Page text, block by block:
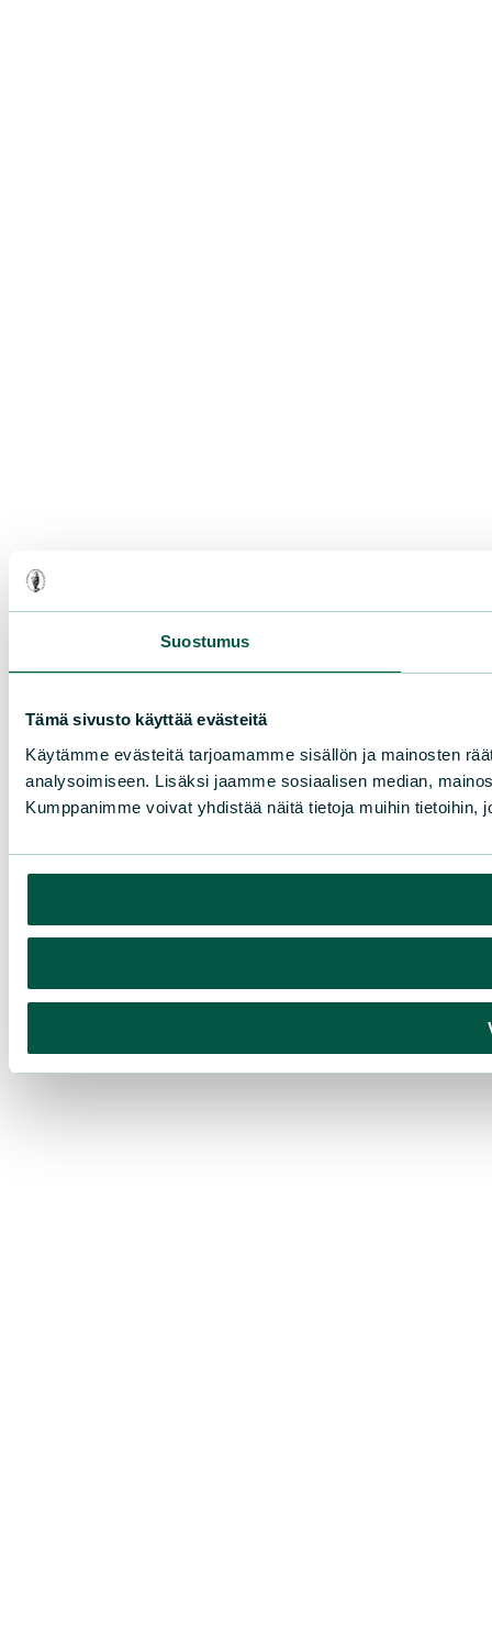
Suostumus
Tämä sivusto käyttää evästeitä
Käytämme evästeitä tarjoamamme sisällön ja mainosten
analysoimiseen. Lisäksi jaamme sosiaalisen median,
Kumppanimme voivat yhdistää näitä tietoja muihin tietoihin,